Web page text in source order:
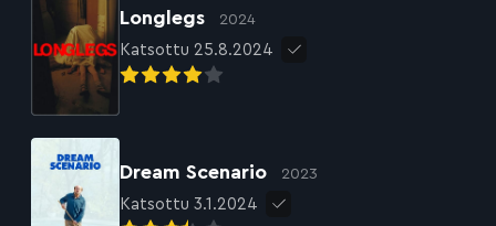
Longlegs 2024
Katsottu 25.8.2024
Dream Scenario 2023
Katsottu 3.1.2024